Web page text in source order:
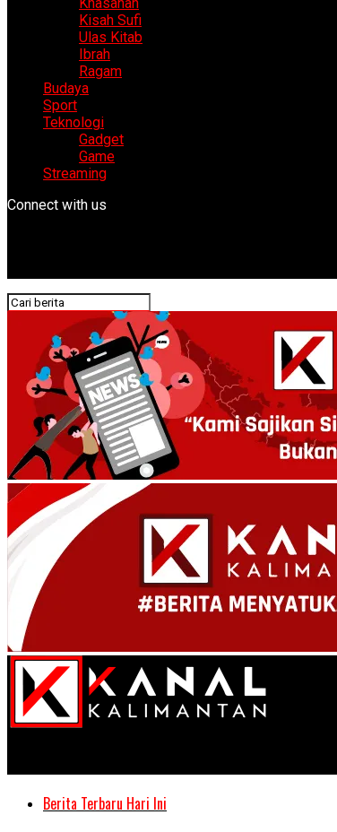
Kisah Sufi
Ulas Kitab
Ibrah
Ragam
Budaya
Sport
Teknologi
Gadget
Game
Streaming
Connect with us
Berita Terbaru Hari Ini